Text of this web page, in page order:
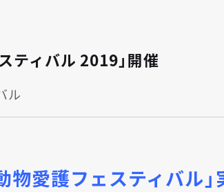
ティバル 2019」開催
ル
物愛護フェスティバル